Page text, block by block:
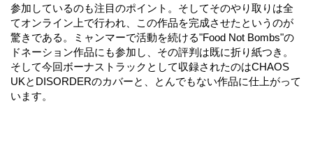
参加しているのも注目のポイント。そしてそのやり取りは全
てオンライン上で行われ、この作品を完成させたというのが
驚きである。ミャンマーで活動を続ける"Food Not Bombs"の
ドネーション作品にも参加し、その評判は既に折り紙つき。
そして今回ボーナストラックとして収録されたのはCHAOS
UKとDISORDERのカバーと、とんでもない作品に仕上がって
います。